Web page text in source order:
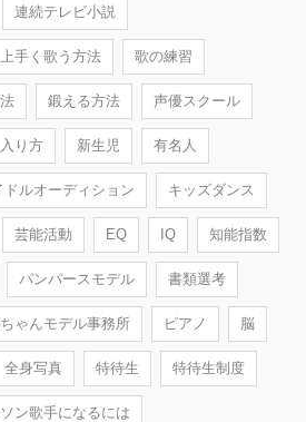
連続テレビ小説
上手く歌う方法 歌の練習
鍛える方法 声優スクール
入り方 新生児 有名人
ドルオーディション キッズダンス
芸能活動 EQ IQ 知能指数
パンパースモデル 書類選考
ゃんモデル事務所 ピアノ 脳
全身写真 特待生 特待生制度
ン歌手になるには